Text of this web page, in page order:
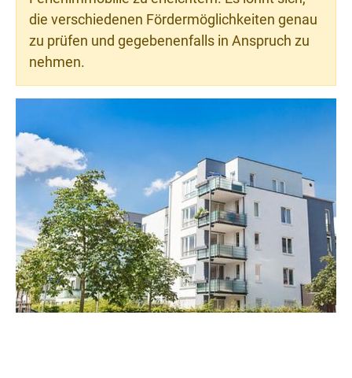
die verschiedenen Fördermöglichkeiten genau
zu prüfen und gegebenenfalls in Anspruch zu
nehmen.